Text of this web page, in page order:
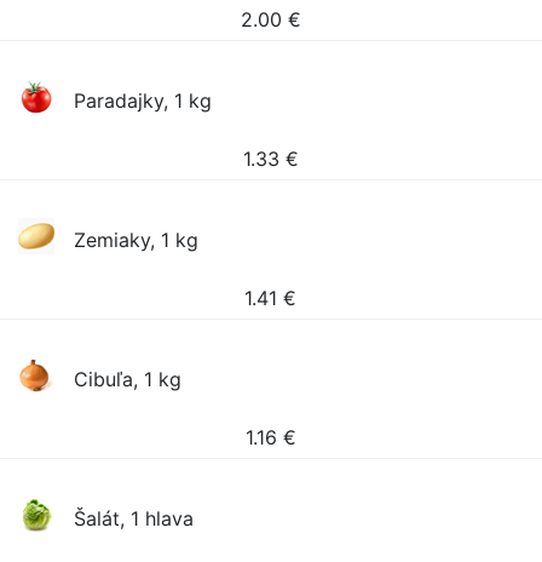
2.00 €
Paradajky, 1 kg
1.33 €
Zemiaky, 1 kg
1.41 €
Cibuľa, 1 kg
1.16 €
Šalát, 1 hlava